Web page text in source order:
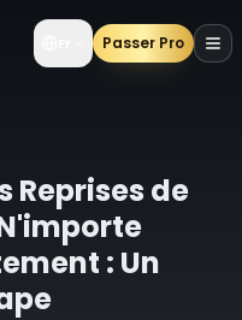
Passer Pro
Reprises de
: Un